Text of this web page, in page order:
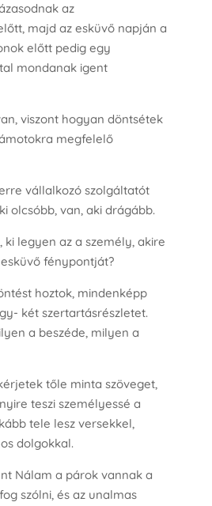
az
majd az esküvő napján a
előtt pedig egy
mondanak igent
viszont hogyan döntsétek
megfelelő
vállalkozó szolgáltatót
olcsóbb, van, aki drágább.
ki legyen az a személy, akire
fénypontját?
hoztok, mindenképp
két szertartásrészletet.
a beszéde, milyen a
tőle minta szöveget,
teszi személyessé a
tele lesz versekkel,
dolgokkal.
Nálam a párok vannak a
szólni, és az unalmas